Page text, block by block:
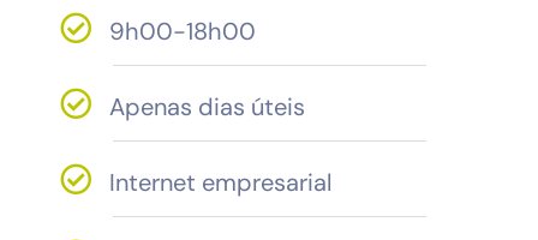
9h00-18h00
Apenas dias úteis
Internet empresarial